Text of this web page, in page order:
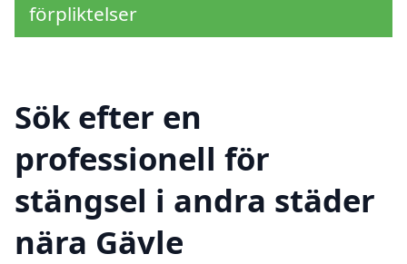
förpliktelser
Sök efter en
professionell för
stängsel i andra städer
nära Gävle